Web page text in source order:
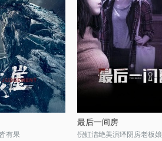
有果
最后一间房
倪虹洁绝美演绎阴房老板娘